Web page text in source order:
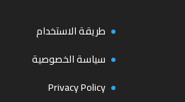
طريقة الاستخدام
سياسة الخصوصية
Privacy Policy